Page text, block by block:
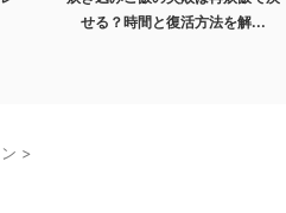
せる？時間と復活方法を解...
>